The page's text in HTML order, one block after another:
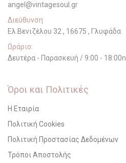
angel@vintagesoul.gr
Διεύθυνση
Ελ.Βενιζέλου 32 , 16675 , Γλυφάδα
Ωράριο:
Δευτέρα - Παρασκευή / 9:00 - 18:00n
Όροι και Πολιτικές
Η Εταιρία
Πολιτική Cookies
Πολιτική Προστασίας Δεδομένων
Τρόποι Αποστολής